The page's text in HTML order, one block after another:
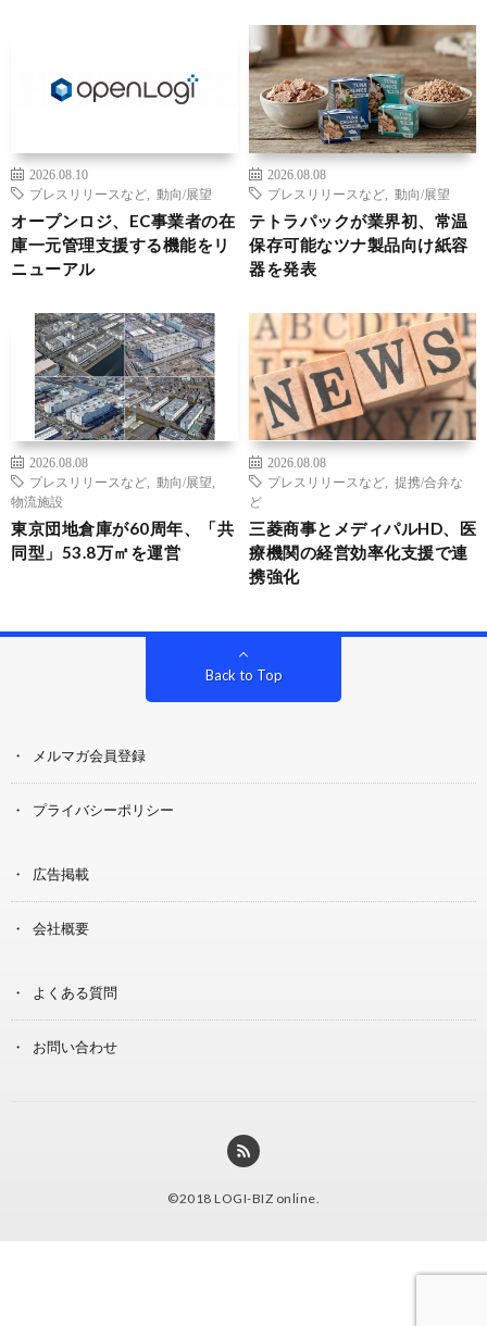
2026.08.10
プレスリリースなど
動向/展望
オープンロジ、EC事業者の在
庫一元管理支援する機能をリ
ニューアル
2026.08.08
プレスリリースなど
動向/展望
テトラパックが業界初、常温
保存可能なツナ製品向け紙容
器を発表
2026.08.08
プレスリリースなど
動向/展望
物流施設
東京団地倉庫が60周年、「共
同型」53.8万㎡を運営
2026.08.08
プレスリリースなど
提携/合弁な
ど
三菱商事とメディパルHD、医
療機関の経営効率化支援で連
携強化
Back to Top
メルマガ会員登録
プライバシーポリシー
広告掲載
会社概要
よくある質問
お問い合わせ
©2018 LOGI-BIZ online